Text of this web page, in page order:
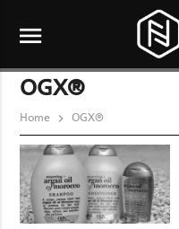
menu
OGX®
Home OGX®